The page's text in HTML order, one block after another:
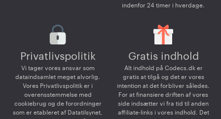
indenfor 24 timer i hverdage.
Privatlivspolitik
Vi tager vores ansvar som
dataindsamlet meget alvorlig.
Vores Privatlivspolitik er i
overensstemmelse med
cookiebrug og de forordninger
som er etableret af Datatilsynet,
Gratis indhold
Alt indhold på Codecs.dk er
gratis at tilgå og det er vores
intention at det forbliver således.
For at finansiere driften af vores
side indsætter vi fra tid til anden
affiliate-links i vores indhold. Det